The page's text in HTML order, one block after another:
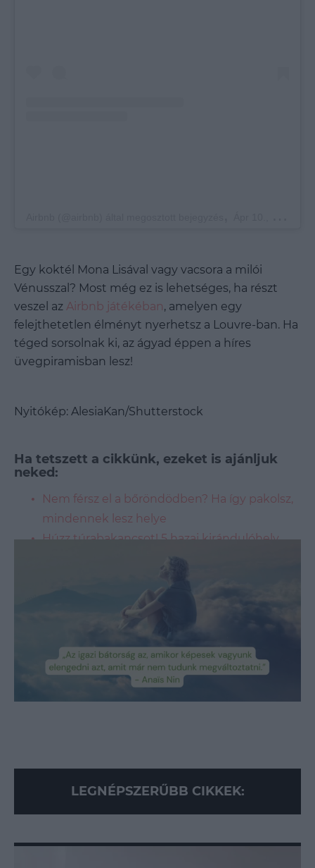
Egy koktél Mona Lisával vagy vacsora a milói
Vénusszal? Most még ez is lehetséges, ha részt
veszel az Airbnb játékéban, amelyen egy
felejthetetlen élményt nyerhetsz a Louvre-ban. Ha
téged sorsolnak ki, az ágyad éppen a híres
üvegpiramisban lesz!
Nyitókép: AlesiaKan/Shutterstock
Ha tetszett a cikkünk, ezeket is ajánljuk
neked:
Nem férsz el a bőröndödben? Ha így pakolsz,
mindennek lesz helye
Húzz túrabakancsot! 5 hazai kirándulóhely,
ahová akár ezen a hétvégén is ellátogathatsz!
LEGNÉPSZERŰBB CIKKEK: